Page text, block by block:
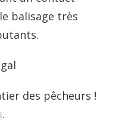
balisage très
des pêcheurs !
.